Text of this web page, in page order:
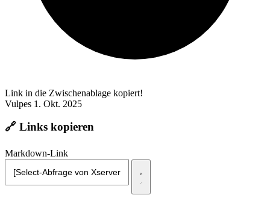
Link in die Zwischenablage kopiert!
Vulpes 1. Okt. 2025
🔗 Links kopieren
Markdown-Link